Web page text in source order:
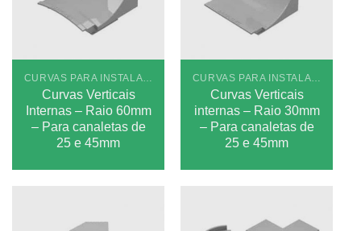
CURVAS PARA INSTALAÇÕES APARENTES PLUS
Curvas Verticais
Internas – Raio 60mm
– Para canaletas de
25 e 45mm
CURVAS PARA INSTALAÇÕES APARENTES PLUS
Curvas Verticais
internas – Raio 30mm
– Para canaletas de
25 e 45mm